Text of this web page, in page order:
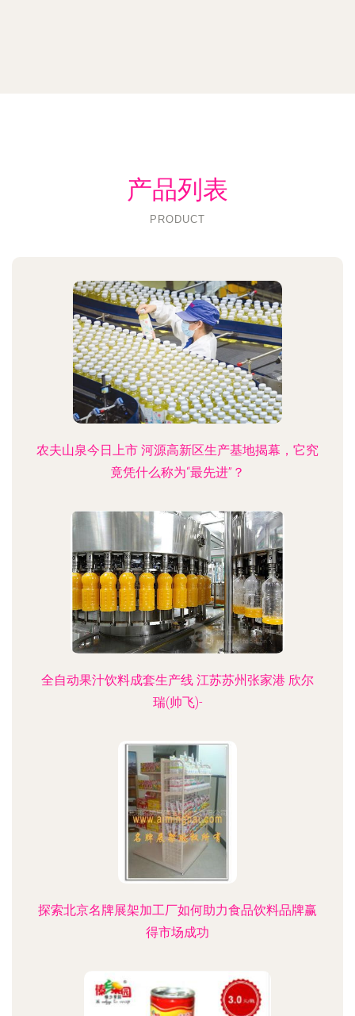
产品列表
PRODUCT
农夫山泉今日上市 河源高新区生产基地揭幕，它究
竟凭什么称为“最先进”？
全自动果汁饮料成套生产线 江苏苏州张家港 欣尔
瑞(帅飞)-
探索北京名牌展架加工厂如何助力食品饮料品牌赢
得市场成功